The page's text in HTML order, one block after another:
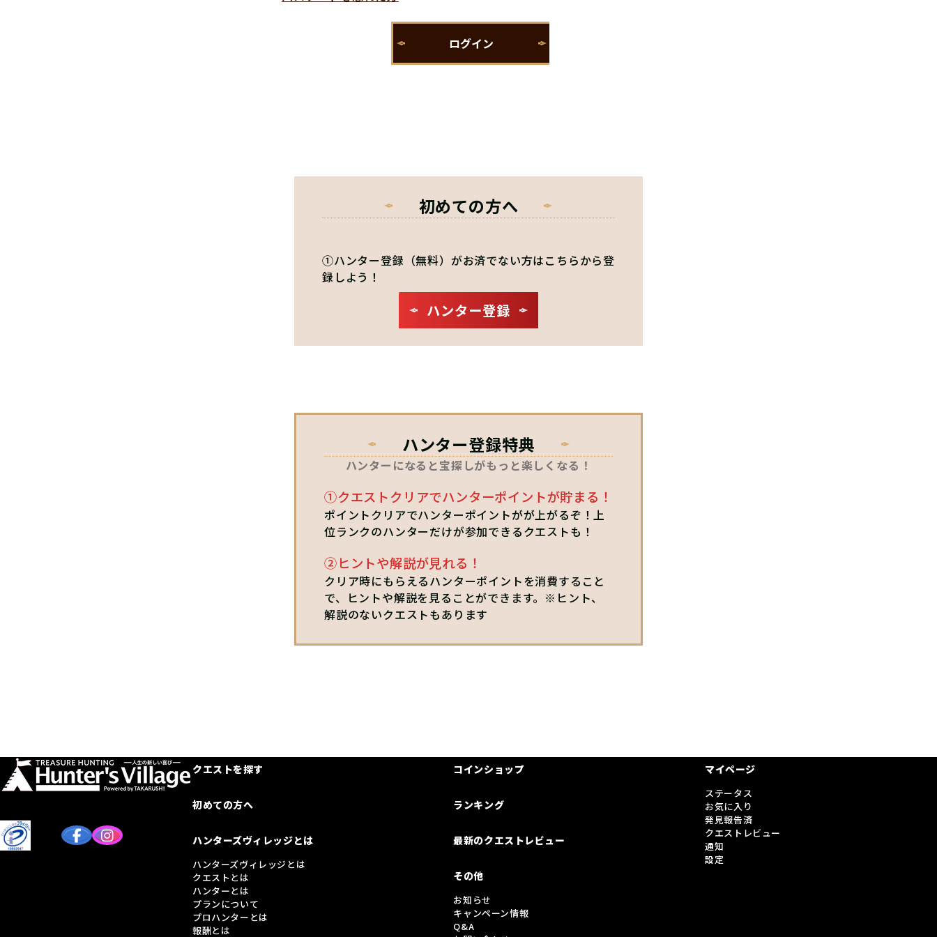
初めての方へ
①ハンター登録（無料）がお済でない方はこちらから登
録しよう！
ハンター登録
ハンター登録特典
ハンターになると宝探しがもっと楽しくなる！
①クエストクリアでハンターポイントが貯まる！
ポイントクリアでハンターポイントがが上がるぞ！上
位ランクのハンターだけが参加できるクエストも！
②ヒントや解説が見れる！
クリア時にもらえるハンターポイントを消費すること
で、ヒントや解説を見ることができます。※ヒント、
解説のないクエストもあります
クエストを探す
初めての方へ
ハンターズヴィレッジとは
ハンターズヴィレッジとは
クエストとは
ハンターとは
プランについて
プロハンターとは
報酬とは
コインショップ
ランキング
最新のクエストレビュー
その他
お知らせ
キャンペーン情報
Q&A
マイページ
ステータス
お気に入り
発見報告済
クエストレビュー
通知
設定